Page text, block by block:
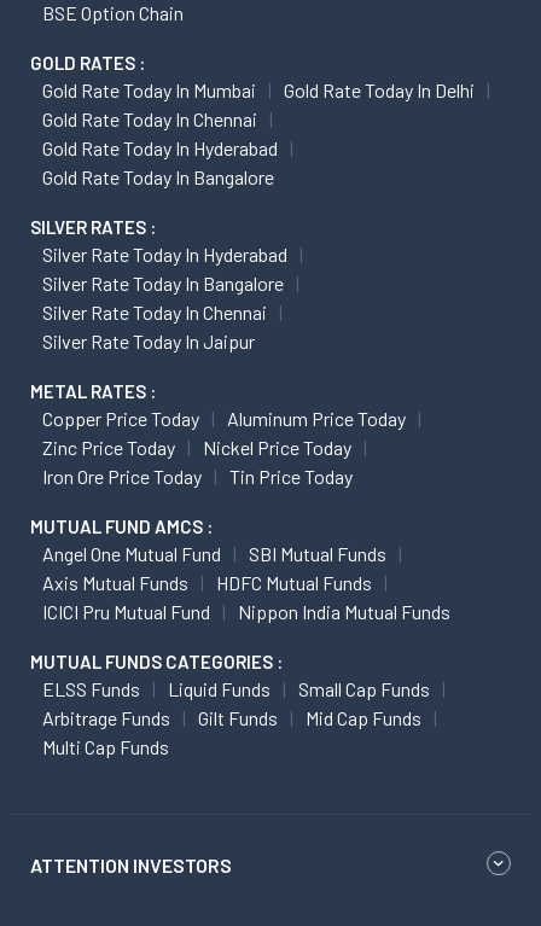
BSE Option Chain
GOLD RATES :
Gold Rate Today In Mumbai
Gold Rate Today In Delhi
Gold Rate Today In Chennai
Gold Rate Today In Hyderabad
Gold Rate Today In Bangalore
SILVER RATES :
Silver Rate Today In Hyderabad
Silver Rate Today In Bangalore
Silver Rate Today In Chennai
Silver Rate Today In Jaipur
METAL RATES :
Copper Price Today
Aluminum Price Today
Zinc Price Today
Nickel Price Today
Iron Ore Price Today
Tin Price Today
MUTUAL FUND AMCS :
Angel One Mutual Fund
SBI Mutual Funds
Axis Mutual Funds
HDFC Mutual Funds
ICICI Pru Mutual Fund
Nippon India Mutual Funds
MUTUAL FUNDS CATEGORIES :
ELSS Funds Liquid Funds
Small Cap Funds
Arbitrage Funds
Gilt Funds
Mid Cap Funds
Multi Cap Funds
ATTENTION INVESTORS